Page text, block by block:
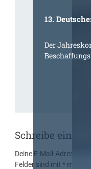
13.
Der
Schreibe einen
Deine E-Mail-Adresse
Felder sind mit* markiert